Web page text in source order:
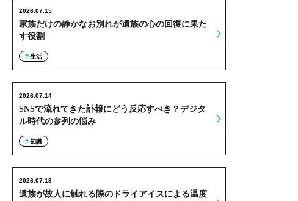
家族だけの静かなお別れが遺族の心の回復に果た
す役割
2026.07.15
生活
SNSで流れてきた訃報にどう反応すべき？デジタ
ル時代の参列の悩み
2026.07.14
知識
遺族が故人に触れる際のドライアイスによる温度
2026.07.13